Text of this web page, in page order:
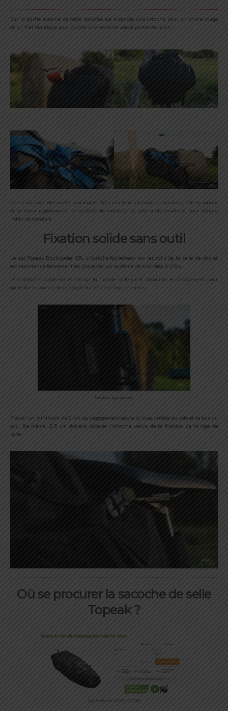
Sur la partie externe de cette sacoche est disposée une attache pour un phare rouge
et un filet élastique pour garder une veste de vélo à portée de main.
Construit avec des matériaux légers, très résistants à l’eau et durables, elle se monte
et se retire rapidement. Le système de montage de selle a été amélioré, pour réduire
l’effet de pendule.
Fixation solide sans outil
Le sac Topeak Backloader 15L s’installe facilement sur les rails de la selle de vélo et
est maintenue fermement en place par un système de courroies à clips.
Une attache solide en velcro sur la tige de selle vient stabiliser le chargement pour
garantir le confort de conduite du vélo sur tous chemins.
Fixation tige de selle
Prévoir un minimum de 9 cm de dégagement entre la roue arrière du vélo et le bas du
sac. De même, 2,5 cm doivent séparer l’attache velcro de la fixation de la tige de
selle.
Où se procurer la sacoche de selle
Topeak ?
Sur le site de LECYCLO.COM